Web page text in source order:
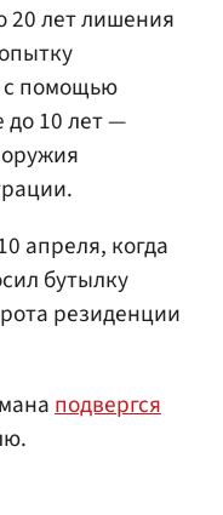
20 лет лишения
с помощью
до 10 лет —
апреля, когда
бутылку
резиденции
подвергся